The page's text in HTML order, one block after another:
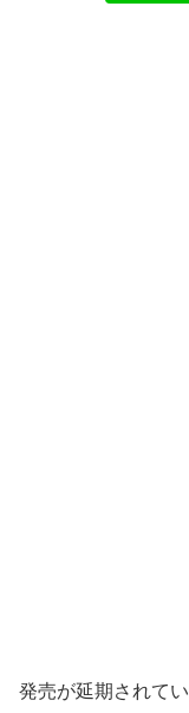
発売が延期されて